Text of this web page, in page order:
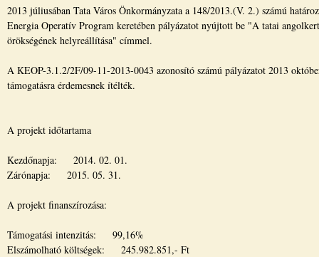
2013 júliusában Tata Város Önkormányzata a 148/2013.(V. 2.) számú
Energia Operatív Program keretében pályázatot nyújtott be "A tatai
örökségének helyreállítása" címmel.
A KEOP-3.1.2/2F/09-11-2013-0043 azonosító számú pályázatot 2013
támogatásra érdemesnek ítélték.
A projekt időtartama
Kezdőnapja: 2014. 02. 01.
Zárónapja: 2015. 05. 31.
A projekt finanszírozása:
Támogatási intenzitás: 99,16%
Elszámolható költségek: 245.982.851,- Ft